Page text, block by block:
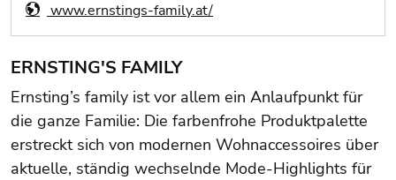
www.ernstings-family.at/
ERNSTING'S FAMILY
Ernsting’s family ist vor allem ein Anlaufpunkt für
die ganze Familie: Die farbenfrohe Produktpalette
erstreckt sich von modernen Wohnaccessoires über
aktuelle, ständig wechselnde Mode-Highlights für